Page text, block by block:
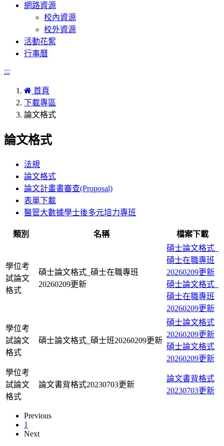
網路資源
校內資源
校外資源
活動花絮
行事曆
:::
首頁
下載專區
論文格式
論文格式
法規
論文格式
論文計畫書審查(Proposal)
表單下載
醫管大數據學士後多元培力專班
類別 名稱 檔案下載
學位考
試論文
格式
碩士論文格式_碩士在職專班
20260209更新
碩士論文格式_
碩士在職專班
20260209更新
碩士論文格式_
碩士在職專班
20260209更新
學位考
試論文
格式
碩士論文格式_碩士班20260209更新
碩士論文格式
20260209更新
碩士論文格式
20260209更新
學位考
試論文
格式
論文書背格式20230703更新
論文書背格式
20230703更新
Previous
1
Next